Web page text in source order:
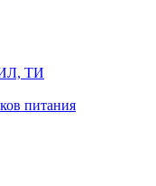
ТИ
питания